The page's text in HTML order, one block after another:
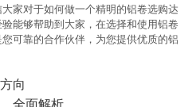
家对于如何做一个精明的铝卷选购达
能够帮助到大家，在选择和使用铝卷
可靠的合作伙伴，为您提供优质的铝
向